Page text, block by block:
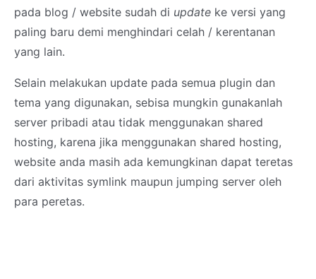
pada blog / website sudah di update ke versi yang
paling baru demi menghindari celah / kerentanan
yang lain.
Selain melakukan update pada semua plugin dan
tema yang digunakan, sebisa mungkin gunakanlah
server pribadi atau tidak menggunakan shared
hosting, karena jika menggunakan shared hosting,
website anda masih ada kemungkinan dapat teretas
dari aktivitas symlink maupun jumping server oleh
para peretas.